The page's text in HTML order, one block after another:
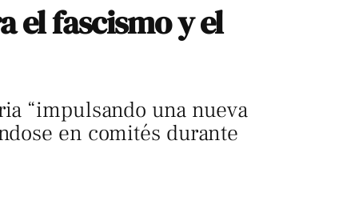
el fascismo y el
“impulsando una nueva
en comités durante